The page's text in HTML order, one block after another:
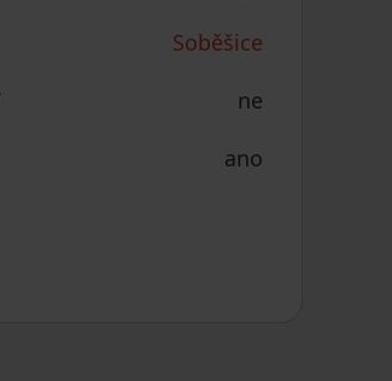
Soběšice
ne
ano